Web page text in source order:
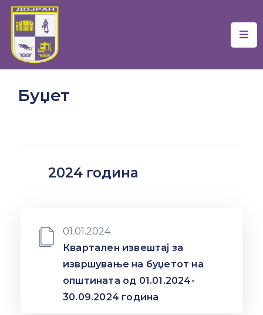
Почетна
Самоуправа
Документи
Финансии
Туризам
Буџет
2024 година
01.01.2024
Квартален извештај за
извршување на буџетот на
општината од 01.01.2024-
30.09.2024 година